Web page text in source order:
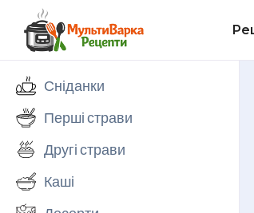
Сніданки
Перші страви
Другі страви
Каші